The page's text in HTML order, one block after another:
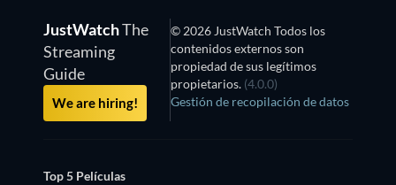
JustWatchThe
Streaming
Guide
We are hiring!
© 2026 JustWatch Todos los
contenidos externos son
propiedad de sus legítimos
propietarios. (4.0.0)
Gestión de recopilación de datos
Top 5 Películas